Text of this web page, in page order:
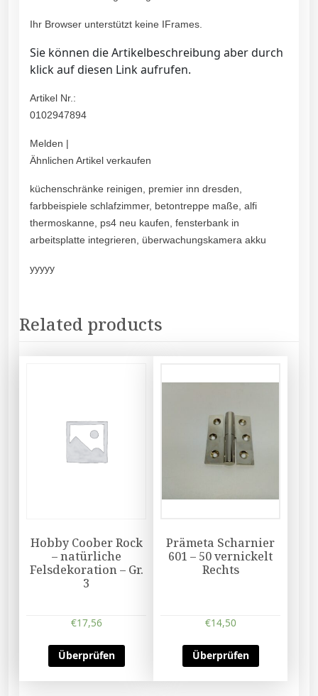
Ihr Browser unterstützt keine IFrames.
Sie können die Artikelbeschreibung aber durch
klick auf diesen Link aufrufen.
Artikel Nr.:
0102947894
Melden |
Ähnlichen Artikel verkaufen
küchenschränke reinigen, premier inn dresden,
farbbeispiele schlafzimmer, betontreppe maße, alfi
thermoskanne, ps4 neu kaufen, fensterbank in
arbeitsplatte integrieren, überwachungskamera akku
yyyyy
Related products
Hobby Coober Rock
– natürliche
Felsdekoration – Gr.
3
€17,56
Überprüfen
Prämeta Scharnier
601 – 50 vernickelt
Rechts
€14,50
Überprüfen